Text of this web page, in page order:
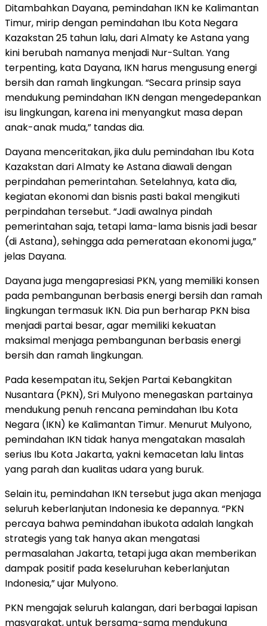
Ditambahkan Dayana, pemindahan IKN ke Kalimantan
Timur, mirip dengan pemindahan Ibu Kota Negara
Kazakstan 25 tahun lalu, dari Almaty ke Astana yang
kini berubah namanya menjadi Nur-Sultan. Yang
terpenting, kata Dayana, IKN harus mengusung energi
bersih dan ramah lingkungan. “Secara prinsip saya
mendukung pemindahan IKN dengan mengedepankan
isu lingkungan, karena ini menyangkut masa depan
anak-anak muda,” tandas dia.
Dayana menceritakan, jika dulu pemindahan Ibu Kota
Kazakstan dari Almaty ke Astana diawali dengan
perpindahan pemerintahan. Setelahnya, kata dia,
kegiatan ekonomi dan bisnis pasti bakal mengikuti
perpindahan tersebut. “Jadi awalnya pindah
pemerintahan saja, tetapi lama-lama bisnis jadi besar
(di Astana), sehingga ada pemerataan ekonomi juga,”
jelas Dayana.
Dayana juga mengapresiasi PKN, yang memiliki konsen
pada pembangunan berbasis energi bersih dan ramah
lingkungan termasuk IKN. Dia pun berharap PKN bisa
menjadi partai besar, agar memiliki kekuatan
maksimal menjaga pembangunan berbasis energi
bersih dan ramah lingkungan.
Pada kesempatan itu, Sekjen Partai Kebangkitan
Nusantara (PKN), Sri Mulyono menegaskan partainya
mendukung penuh rencana pemindahan Ibu Kota
Negara (IKN) ke Kalimantan Timur. Menurut Mulyono,
pemindahan IKN tidak hanya mengatakan masalah
serius Ibu Kota Jakarta, yakni kemacetan lalu lintas
yang parah dan kualitas udara yang buruk.
Selain itu, pemindahan IKN tersebut juga akan menjaga
seluruh keberlanjutan Indonesia ke depannya. “PKN
percaya bahwa pemindahan ibukota adalah langkah
strategis yang tak hanya akan mengatasi
permasalahan Jakarta, tetapi juga akan memberikan
dampak positif pada keseluruhan keberlanjutan
Indonesia,” ujar Mulyono.
PKN mengajak seluruh kalangan, dari berbagai lapisan
masyarakat, untuk bersama-sama mendukung